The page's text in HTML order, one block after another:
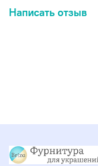
Написать отзыв